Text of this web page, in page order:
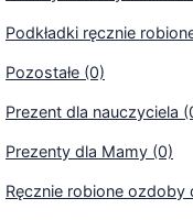
Podkładki ręcznie
Pozostałe (0)
Prezent dla nauczyciela
Prezenty dla Mamy (0)
Ręcznie robione ozdoby